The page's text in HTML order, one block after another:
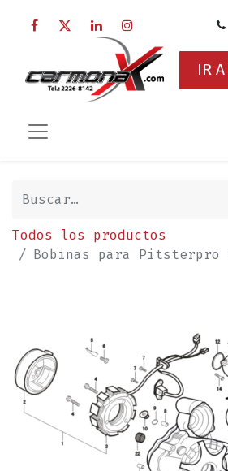
IR
Todos los productos
Bobinas para Pitsterpro